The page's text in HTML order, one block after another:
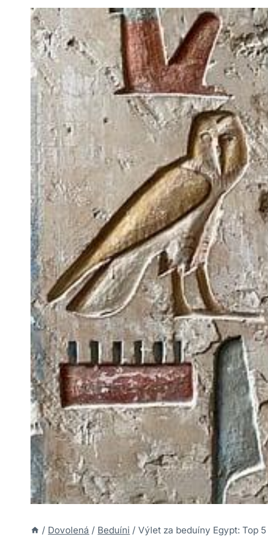
/ Dovolená / Beduíni / Výlet za beduíny Egypt: Top